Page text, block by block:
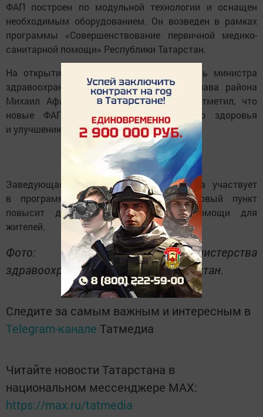
ФАП построен по модульной технологии и оснащен
необходимым оборудованием. Он возведен в рамках
программы «Совершенствование первичной медико-
санитарной помощи» Республики Татарстан.
На открытии присутствовали заместитель министра
здравоохранения РТ Ильдар Фатихов, глава района
Михаил Афанасьев и другие. Фатихов отметил, что
новые ФАПы способствуют укреплению здоровья
и улучшению качества жизни.
Заведующая ФАПом Анастасия Жиркова участвует
в программе «Земский фельдшер». Новый пункт
повысит доступность медицинской помощи для
жителей.
Фото: пресс-служба Министерства
здравоохранения Республики Татарстан.
Следите за самым важным и интересным в
Telegram-канале Татмедиа
Читайте новости Татарстана в
национальном мессенджере MАХ:
https://max.ru/tatmedia